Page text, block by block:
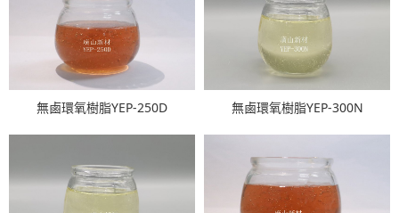
無鹵環氧樹脂YEP-250D 無鹵環氧樹脂YEP-300N